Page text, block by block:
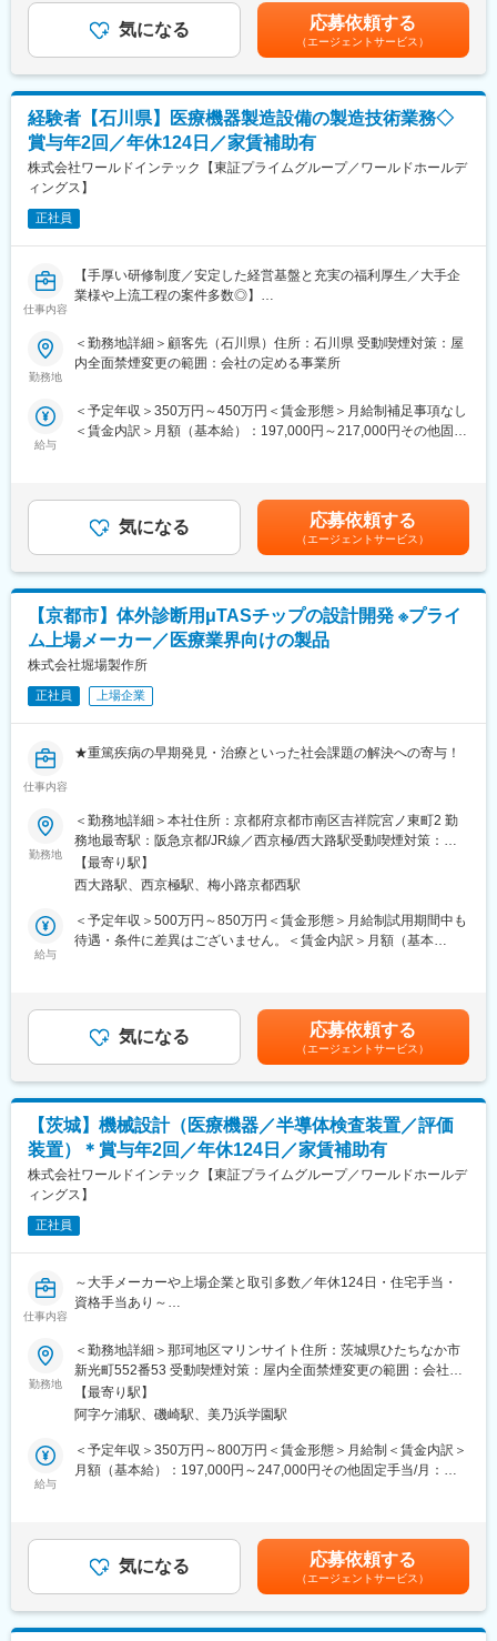
（1）入社後初期研修：導入研修（1日間）
（2）現場配属
（3）入社3年目～キャリアUP支援制度
※面談を行い、ご本人の強みを更に強化し弱みを補うための技術研
修を受講していただきます。ベテラン技術者の指導やe-learningも
充実しています。
ご希望を最大限加味してキャリアUPのサポートをいたします。
その際、通常より多くの給料UPも叶います。
■会社、仕事の魅力：
・当社のワークスタイルは、あなたのキャリア形成をともに考
え、自分にあった分野・勤務地で働けるというワークスタイルで
・実務に必要なスキルを身に付けることができる教育研修制度が
あり、様々な技術を身につけることができます。
ィールドを用意しています。
また長期的なキャリアパスが描けるグレード制度の導入もありま
■当社について：
・当社は、アウトソーシングの進化形である「コ・ソーシング」
という概念を掲げ、ヒューマンリソース部分での量的支援だけで
なくお客様の課題解決に共に取り組みながら、日本のものづくり
の発展に尽力してまいりました。
・重要項目として位置付ける「人材育成」を強みに、その変化に
柔軟に対応し、適材適所で「人」が活躍できる場を創出すること
で、人々の夢を叶え、その潜在能力を開花させ、よりハイレベル
な成果を生み出し、お客様の発展に寄与してまいります。
変更の範囲：会社の定める業務
40,000円・昇給：年1回（2月）・賞与：年2回（7月・12月）
※2025年度実績3.00ヶ月分賃金はあくまでも目安の金額であり、
選考を通じて上下する可能性があります。月給(月額)は固定手当を
含めた表記です。
気になる 応募依頼する
（エージェントサービス）
経験者【石川県】医療機器製造設備の製造技術業務◇
賞与年2回／年休124日／家賃補助有
株式会社ワールドインテック【東証プライムグループ／ワールドホールデ
ィングス】
正社員
仕事内容
【手厚い研修制度／安定した経営基盤と充実の福利厚生／大手企
業様や上流工程の案件多数◎】
■業務内容：
・新機種または製品の変更について、製造担当者と組立確認を実
・入手した試作品の3D-CADデータを元に、手順検討用ソフトウ
ェアを用いて手順書の作成
■入社後の流れ：
（1）入社後初期研修：導入研修（1日間）
（2）現場配属
（3）入社3年目～キャリアUP支援制度
※面談を行い、ご本人の強みを更に強化し弱みを補うための技術研
修を受講していただきます。ベテラン技術者の指導やe-learningも
充実しています。
ご希望を最大限加味してキャリアUPのサポートをいたします。
その際、通常より多くの給料UPも叶います。
業、クライアントリーダー、ダイレクトサポートの3体制によるサ
え、自分にあった分野・勤務地で働けるというワークスタイルで
す。
・実務に必要なスキルを身に付けることができる教育研修制度が
あり、様々な技術を身につけることができます。
・現在のスキルを伸ばしたい方・新しいスキルを身につけたい
方、エンジニアから管理職を目指す方、様々な方が活躍できるフ
ィールドを用意しています。
■当社について：
・当社は、アウトソーシングの進化形である「コ・ソーシング」
という概念を掲げ、ヒューマンリソース部分での量的支援だけで
の発展に尽力してまいりました。
・重要項目として位置付ける「人材育成」を強みに、その変化に
柔軟に対応し、適材適所で「人」が活躍できる場を創出すること
で、人々の夢を叶え、その潜在能力を開花させ、よりハイレベル
な成果を生み出し、お客様の発展に寄与してまいります。
変更の範囲：会社の定める業務
勤務地
＜勤務地詳細＞顧客先（石川県）住所：石川県 受動喫煙対策：屋
内全面禁煙変更の範囲：会社の定める事業所
給与
＜予定年収＞350万円～450万円＜賃金形態＞月給制補足事項なし
＜賃金内訳＞月額（基本給）：197,000円～217,000円その他固定
40,000円・昇給：年1回（2月）・賞与：年2回（7月・12月）
※2024年度実績3.00ヶ月分賃金はあくまでも目安の金額であり、
選考を通じて上下する可能性があります。月給(月額)は固定手当を
含めた表記です。
気になる 応募依頼する
（エージェントサービス）
【京都市】体外診断用μTASチップの設計開発 ※プライ
ム上場メーカー／医療業界向けの製品
株式会社堀場製作所
正社員 上場企業
仕事内容
★重篤疾病の早期発見・治療といった社会課題の解決への寄与！
・当社は、診療所やクリニック等で使用される小型の検査装置を
強みとし、血液の成分を測定する血球計数や炎症の指標となる
CRP濃度、血糖値やヘモグロビンA1cなど糖尿病に関連する検査
項目において、即時に検査を行い、その場で検査結果を提供する
血液検査機器を展開しております。
・微細加工技術を応用した μTAS（Micro Total Analysis System：
微小総合分析システム）技術を活かし、微量検体で高精度な検査
■仕事内容：
・当社の血球計測装置や血糖分析装置といった血液分析装置で使
※分析装置本体、試薬・アッセイ開発のポジションではありませ
ん。
■具体的には：
・μTASチップの流路設計（送液・混合・反応・分離などの機能
を、チップ上の流路として成立させる設計）
・試作～評価の設計サイクル推進（設計→試作→評価→改良）
・関連部門と連携した開発推進（製造・品質・薬事/規制対応に関
わる調整含む）
・市場品質対応（不具合解析、原因切り分け、再発防止の設計反
映 など）
■魅力：
・医療業界向けの製品となるため、重篤疾病の早期発見・治療と
いった社会課題の解決への寄与など、世の中に対しての貢献度が
μTASチップ技術を活用しておりますが、将来的には、環境関係や
水質関係など他領域への展開可能性もある技術になります。
・30代のメンバーが多く活躍しています。
●キャリアパス：
・μTAS技術の中核人財として活躍いただくことを期待しておりま
す。
勤務地
＜勤務地詳細＞本社住所：京都府京都市南区吉祥院宮ノ東町2 勤
務地最寄駅：阪急京都/JR線／西京極/西大路駅受動喫煙対策：屋
内全面禁煙変更の範囲：会社の定める事業所（リモートワーク含
む）
【最寄り駅】
西大路駅、西京極駅、梅小路京都西駅
給与
＜予定年収＞500万円～850万円＜賃金形態＞月給制試用期間中も
待遇・条件に差異はございません。＜賃金内訳＞月額（基本
（6月、12月） ※管理職の年収イメージ：850万～賃金はあくまで
も目安の金額であり、選考を通じて上下する可能性があります。
月給(月額)は固定手当を含めた表記です。
気になる 応募依頼する
（エージェントサービス）
【茨城】機械設計（医療機器／半導体検査装置／評価
装置）＊賞与年2回／年休124日／家賃補助有
株式会社ワールドインテック【東証プライムグループ／ワールドホールデ
ィングス】
正社員
仕事内容
～大手メーカーや上場企業と取引多数／年休124日・住宅手当・
資格手当あり～
・顧客の要求性能を満たす装置の仕様設計
・機構系の構想設計
・機械の安定性を向上させるためのCADによる構造・熱等の解
析・評価
・製品化に向けた試作
■入社後の流れ：
※面談を行い、ご本人の強みを更に強化し弱みを補うための技術研
修を受講していただきます。ベテラン技術者の指導やe-learningも
勤務地
＜勤務地詳細＞那珂地区マリンサイト住所：茨城県ひたちなか市
新光町552番53 受動喫煙対策：屋内全面禁煙変更の範囲：会社の
定める事業所
【最寄り駅】
阿字ケ浦駅、磯崎駅、美乃浜学園駅
給与
＜予定年収＞350万円～800万円＜賃金形態＞月給制＜賃金内訳＞
月額（基本給）：197,000円～247,000円その他固定手当/月：
なります。賃金はあくまでも目安の金額であり、選考を通じて上
下する可能性があります。月給(月額)は固定手当を含めた表記で
す。
気になる 応募依頼する
（エージェントサービス）